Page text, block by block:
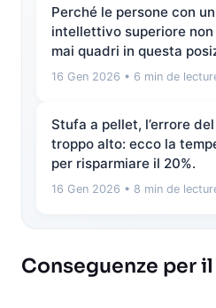
Perché le persone con
intellettivo superiore
mai quadri in questa
16 Gen 2026 • 6 min de
Stufa a pellet, l’errore
troppo alto: ecco la
per risparmiare il 20%.
16 Gen 2026 • 8 min de
Conseguenze per